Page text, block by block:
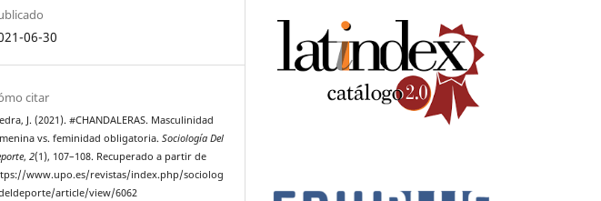
06-30
citar
J. (2021). #CHANDALERAS. Masculinidad
vs. feminidad obligatoria.Sociología Del
,2(1), 107–108. Recuperado a partir de
www.upo.es/revistas/index.php/sociolog
article/view/6062